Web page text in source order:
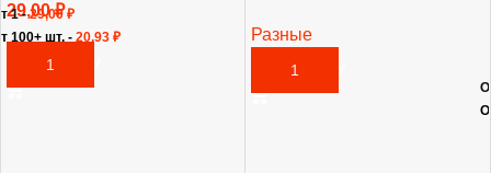
29,00₽
В КОРЗИНУ
1 -29,00₽
100+ шт. - 20,93 ₽
Разные
В КОРЗИНУ